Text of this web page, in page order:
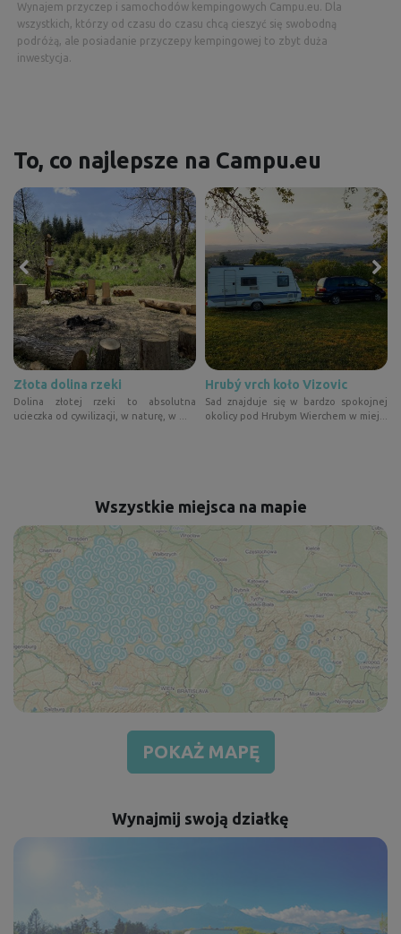
Wynajem przyczep i samochodów kempingowych Campu.eu. Dla
wszystkich, którzy od czasu do czasu chcą cieszyć się swobodną
podróżą, ale posiadanie przyczepy kempingowej to zbyt duża
inwestycja.
To, co najlepsze na Campu.eu
Złota dolina rzeki
Dolina złotej rzeki to absolutna
ucieczka od cywilizacji, w naturę, w ...
Hrubý vrch koło Vizovic
Sad znajduje się w bardzo spokojnej
okolicy pod Hrubym Wierchem w miej...
Wszystkie miejsca na mapie
POKAŻ MAPĘ
Wynajmij swoją działkę